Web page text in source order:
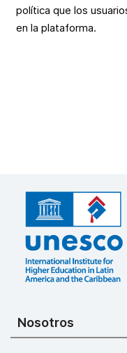
política que los
en la plataforma.
Nosotros